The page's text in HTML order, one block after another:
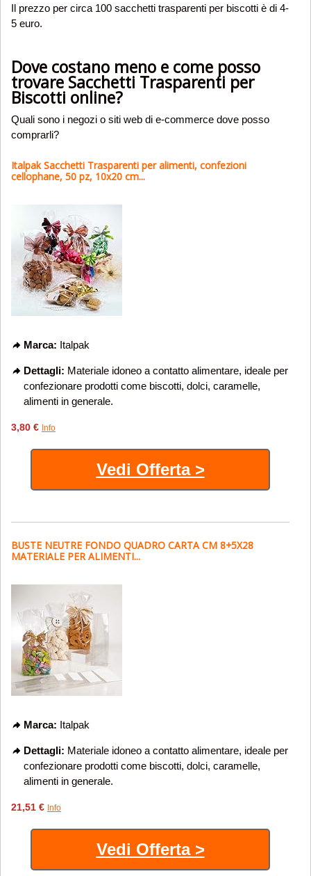
Il prezzo per circa 100 sacchetti trasparenti per biscotti è di 4-
5 euro.
Dove costano meno e come posso
trovare Sacchetti Trasparenti per
Biscotti online?
Quali sono i negozi o siti web di e-commerce dove posso
comprarli?
Italpak Sacchetti Trasparenti per alimenti, confezioni
cellophane, 50 pz, 10x20 cm...
Marca: Italpak
Dettagli: Materiale idoneo a contatto alimentare, ideale per
confezionare prodotti come biscotti, dolci, caramelle,
alimenti in generale.
3,80 € Info
Vedi Offerta >
BUSTE NEUTRE FONDO QUADRO CARTA CM 8+5X28
MATERIALE PER ALIMENTI...
Marca: Italpak
Dettagli: Materiale idoneo a contatto alimentare, ideale per
confezionare prodotti come biscotti, dolci, caramelle,
alimenti in generale.
21,51 € Info
Vedi Offerta >